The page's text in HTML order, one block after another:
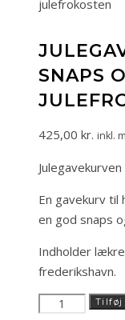
SNAPS
425,00 kr. inkl.
En gavekurv til
en god snaps
Indholder
frederikshavn.
Julegavekurven